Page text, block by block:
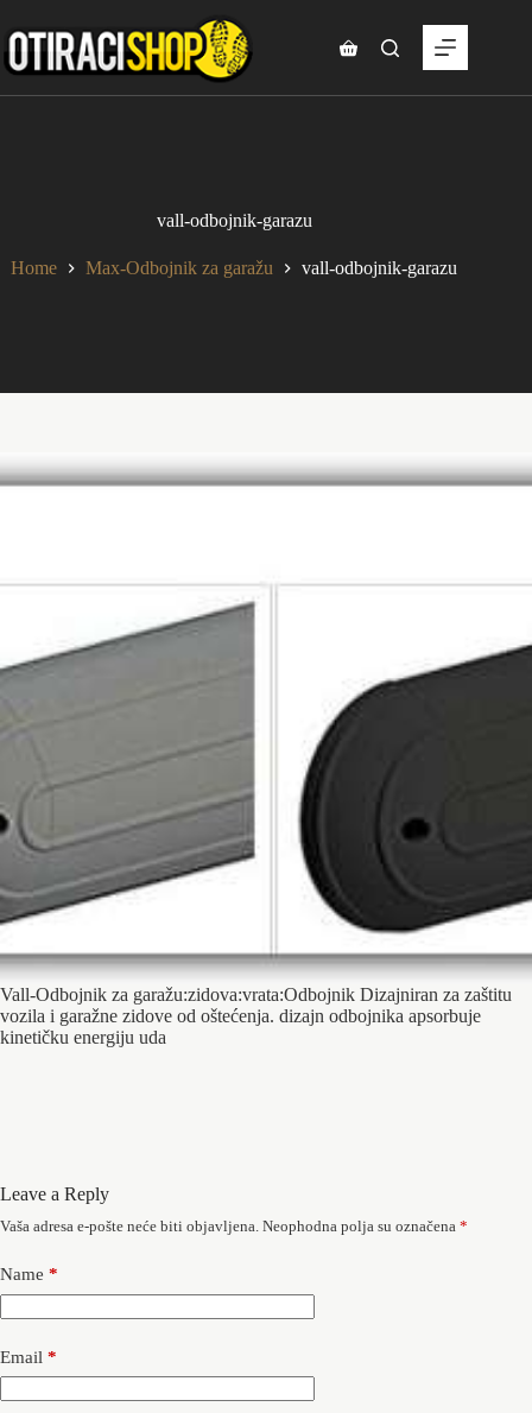
to
content
Shopping
vall-odbojnik-garazu
Home Max-Odbojnik za garažu vall-odbojnik-garazu
Vall-Odbojnik za garažu:zidova:vrata:Odbojnik Dizajniran za zaštitu
vozila i garažne zidove od oštećenja. dizajn odbojnika apsorbuje
kinetičku energiju uda
Leave a Reply
Vaša adresa e-pošte neće biti objavljena. Neophodna polja su označena *
Name *
Email *